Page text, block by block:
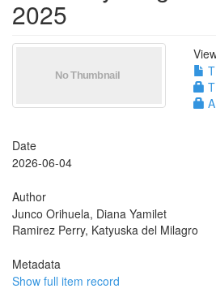
2025
Date
2026-06-04
Author
Junco Orihuela, Diana Yamilet
Ramirez Perry, Katyuska del Milagro
Metadata
Show full item record